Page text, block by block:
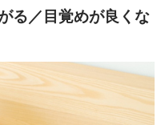
る／目覚めが良くな